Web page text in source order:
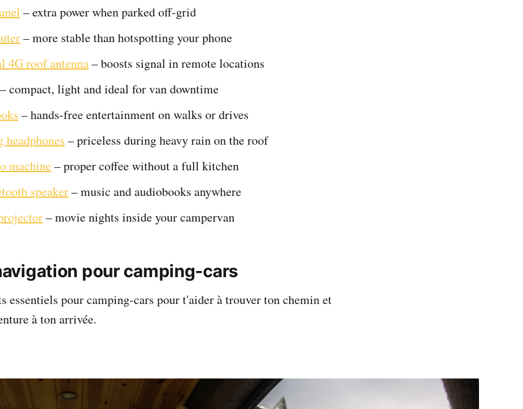
– extra power when parked off-grid
– more stable than hotspotting your phone
4G roof antenna– boosts signal in remote locations
– compact, light and ideal for van downtime
– hands-free entertainment on walks or drives
– priceless during heavy rain on the roof
machine– proper coffee without a full kitchen
speaker– music and audiobooks anywhere
– movie nights inside your campervan
pour camping-cars
essentiels pour camping-cars pour t'aider à trouver ton chemin et
à ton arrivée.